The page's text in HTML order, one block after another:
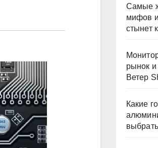
Самые
мифов
стынет
рынок
Ветер
Какие